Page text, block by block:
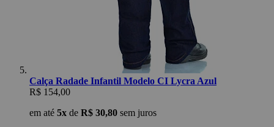
Calça Radade Infantil Modelo CI Lycra Azul
R$ 154,00
em até 5x de R$ 30,80 sem juros